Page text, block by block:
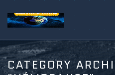
CATEGORY